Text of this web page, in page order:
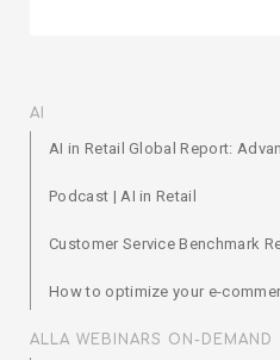
AI
AI in Retail Global Report:
Podcast | AI in Retail
Customer Service Benchmark
How to optimize your e-
ALLA WEBINARS ON-DEMAND